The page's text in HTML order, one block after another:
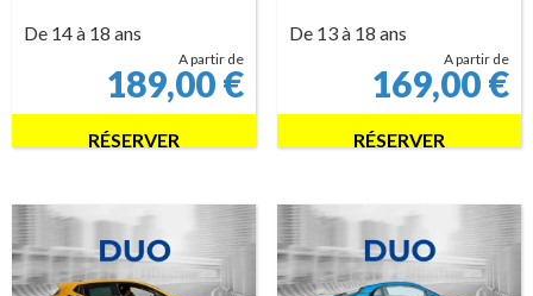
De 14 à 18 ans
A partir de
189,00€
RÉSERVER
De 13 à 18 ans
A partir de
169,00€
RÉSERVER